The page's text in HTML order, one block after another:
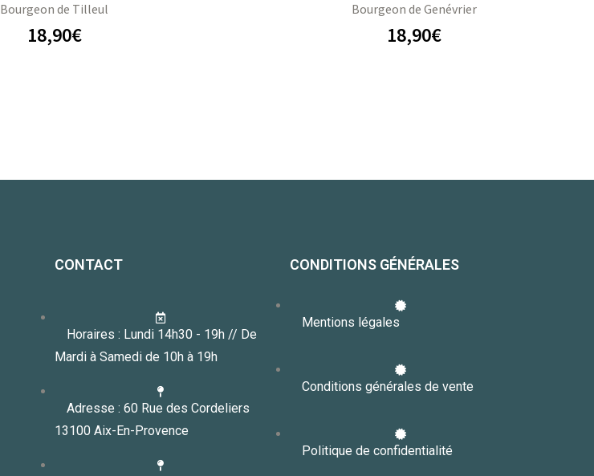
Bourgeon de Tilleul
18,90€
Bourgeon de Genévrier
18,90€
CONTACT
Horaires : Lundi 14h30 - 19h // De
Mardi à Samedi de 10h à 19h
Adresse : 60 Rue des Cordeliers
13100 Aix-En-Provence
CONDITIONS GÉNÉRALES
Mentions légales
Conditions générales de vente
Politique de confidentialité